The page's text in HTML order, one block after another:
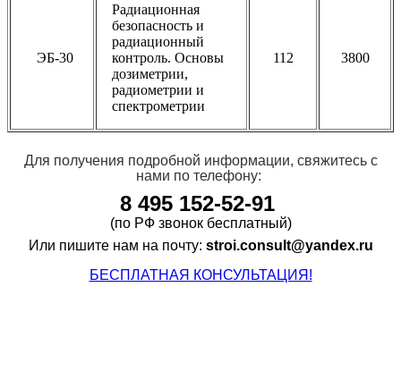
ЭБ-30
Радиационная
безопасность и
радиационный
контроль. Основы
дозиметрии,
радиометрии и
спектрометрии
112 3800
Для получения подробной информации, свяжитесь с
нами по телефону:
8 495 152-52-91
(по РФ звонок бесплатный)
Или пишите нам на почту: stroi.consult@yandex.ru
БЕСПЛАТНАЯ КОНСУЛЬТАЦИЯ!